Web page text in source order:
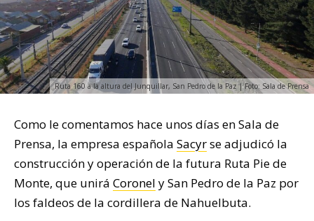
Ruta 160 a la altura del Junquillar, San Pedro de la Paz | Foto: Sala de Prensa
Como le comentamos hace unos días en Sala de
Prensa, la empresa española Sacyrse adjudicó la
construcción y operación de la futura Ruta Pie de
Monte, que unirá Coronel y San Pedro de la Paz por
los faldeos de la cordillera de Nahuelbuta.